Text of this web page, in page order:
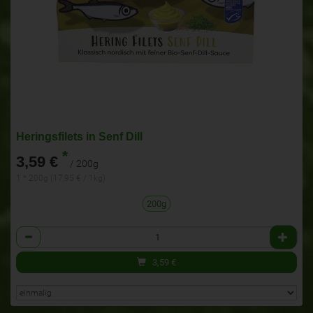
Heringsfilets in Senf Dill
3,59 € * / 200g
200g
Anzahl
3,59 €